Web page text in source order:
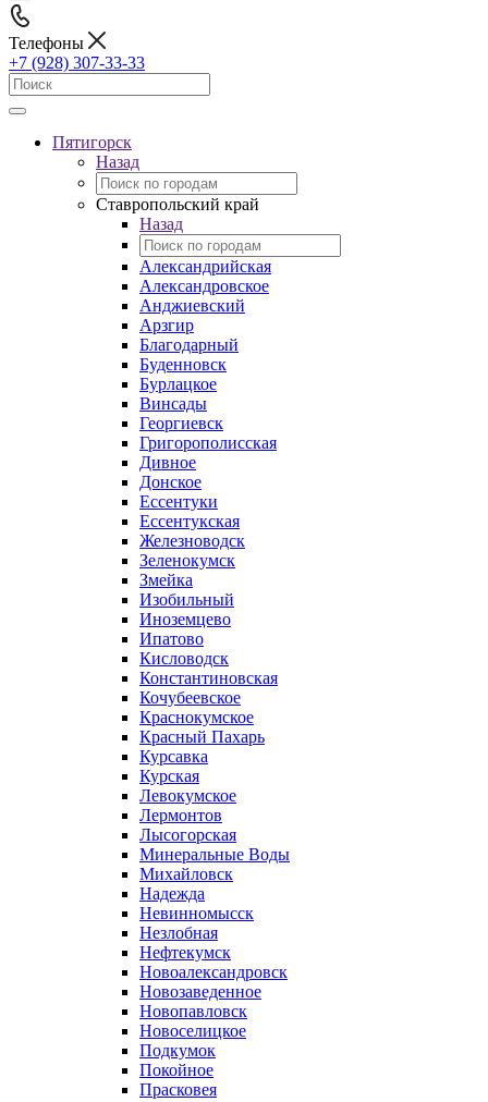
Телефоны
+7 (928) 307-33-33
Пятигорск
Назад
Ставропольский край
Назад
Александрийская
Александровское
Анджиевский
Арзгир
Благодарный
Буденновск
Бурлацкое
Винсады
Георгиевск
Григорополисская
Дивное
Донское
Ессентуки
Ессентукская
Железноводск
Зеленокумск
Змейка
Изобильный
Иноземцево
Ипатово
Кисловодск
Константиновская
Кочубеевское
Краснокумское
Красный Пахарь
Курсавка
Курская
Левокумское
Лермонтов
Лысогорская
Минеральные Воды
Михайловск
Надежда
Невинномысск
Незлобная
Нефтекумск
Новоалександровск
Новозаведенное
Новопавловск
Новоселицкое
Подкумок
Покойное
Прасковея